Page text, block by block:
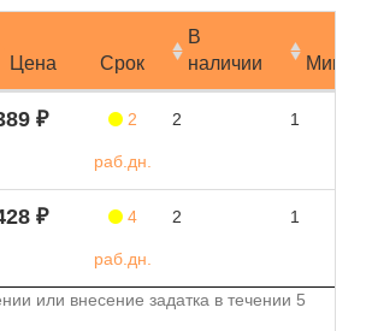
Цена Срок
В
наличии
₽ 2
раб.дн.
2 1
₽ 4
раб.дн.
2 1
или внесение задатка в течении 5